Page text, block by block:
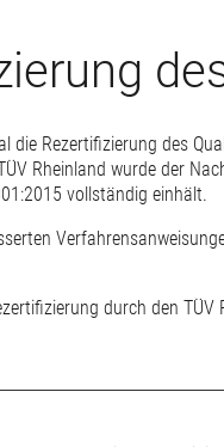
Rezertifizierung des
Rheinland wurde der
vollständig einhält.
durch den TÜV